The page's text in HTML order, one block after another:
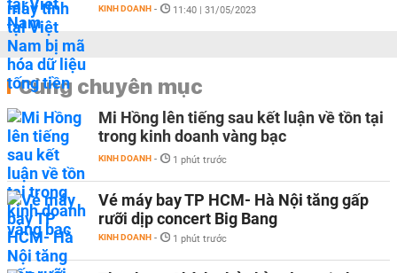
KINH DOANH - 11:40 | 31/05/2023
Cùng chuyên mục
Mi Hồng lên tiếng sau kết luận về tồn tại
trong kinh doanh vàng bạc
KINH DOANH - 1 phút trước
Vé máy bay TP HCM- Hà Nội tăng gấp
rưỡi dịp concert Big Bang
KINH DOANH - 1 phút trước